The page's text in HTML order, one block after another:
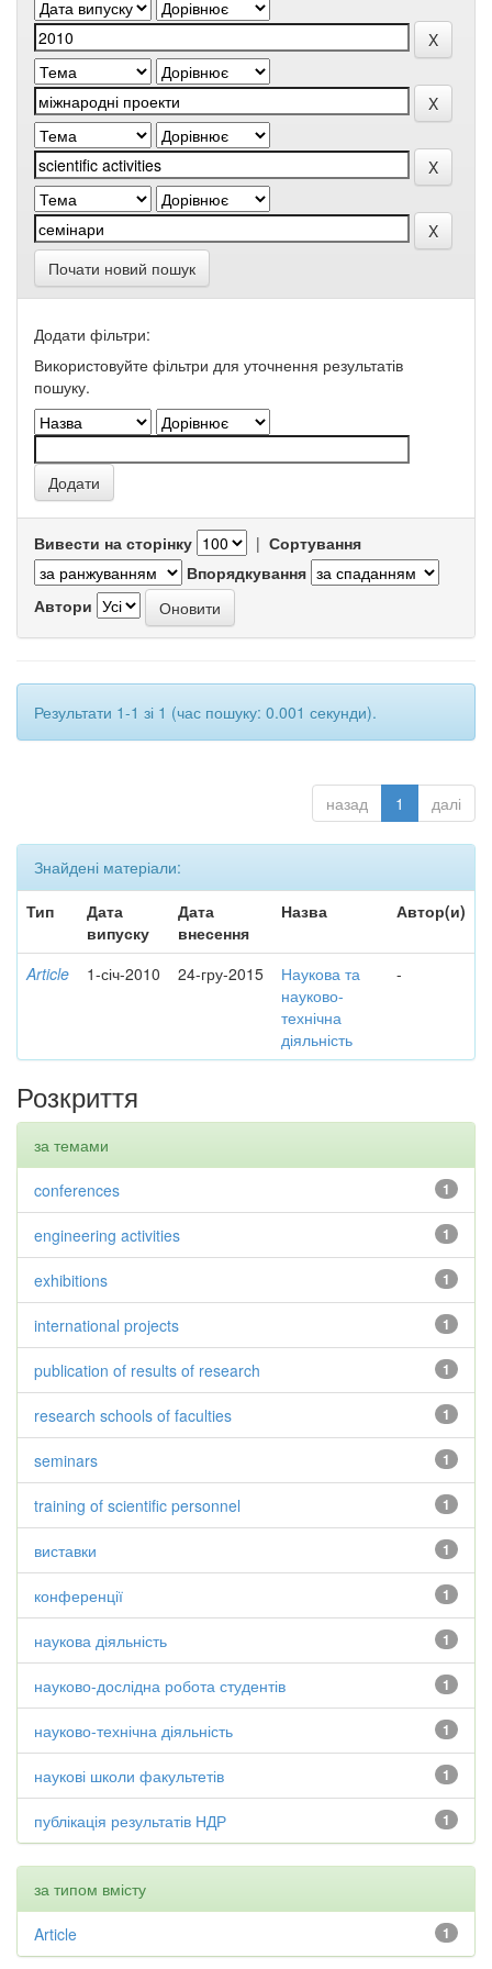
Почати новий пошук
Додати фільтри:
Використовуйте фільтри для уточнення результатів
пошуку.
Вивести на сторінку | Сортування
Впорядкування
Автори
Результати 1-1 зі 1 (час пошуку: 0.001 секунди).
назад 1 далі
Знайдені матеріали:
Тип
Дата
випуску
Дата
внесення
Назва Автор(и)
Article 1-січ-2010 24-гру-2015
Наукова та
науково-
технічна
діяльність
-
Розкриття
за темами
1
conferences
1
engineering activities
1
exhibitions
1
international projects
1
publication of results of research
1
research schools of faculties
1
seminars
1
training of scientific personnel
1
виставки
1
конференції
1
наукова діяльність
1
науково-дослідна робота студентів
1
науково-технічна діяльність
1
наукові школи факультетів
1
публікація результатів НДР
за типом вмісту
1
Article